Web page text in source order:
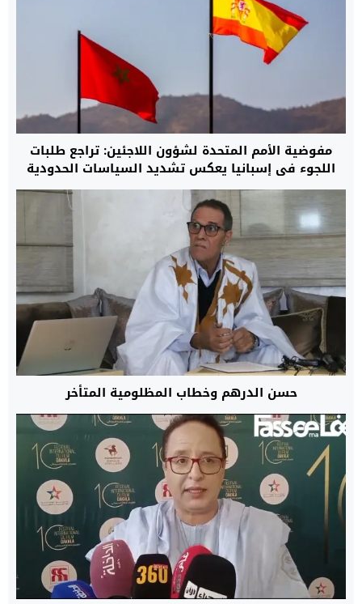
مفوضية الأمم المتحدة لشؤون اللاجئين: تراجع طلبات
اللجوء في إسبانيا يعكس تشديد السياسات الحدودية
وتوسيع التعاون مع المغرب
حسن الدرهم وخطاب المظلومية المتأخر